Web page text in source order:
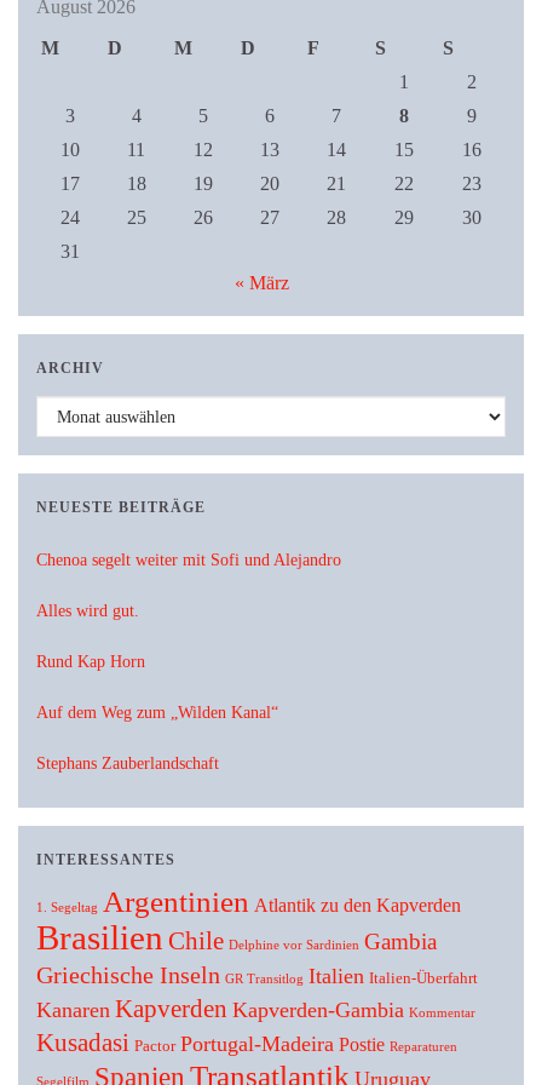
August 2026
M
D M D F S
S
1
2
3
4 5 6 7 8
9
10
11 12 13 14 15
16
17
18 19 20 21 22
23
24
25 26 27 28 29
30
31
« März
ARCHIV
Archiv
NEUESTE BEITRÄGE
Chenoa segelt weiter mit Sofi und Alejandro
Alles wird gut.
Rund Kap Horn
Auf dem Weg zum „Wilden Kanal“
Stephans Zauberlandschaft
INTERESSANTES
1. Segeltag Argentinien Atlantik zu den Kapverden
Brasilien Chile Delphine vor Sardinien Gambia
Griechische Inseln GR Transitlog Italien Italien-Überfahrt
Kanaren Kapverden Kapverden-Gambia Kommentar
Kusadasi Pactor Portugal-Madeira Postie Reparaturen
Segelfilm Spanien Transatlantik Uruguay